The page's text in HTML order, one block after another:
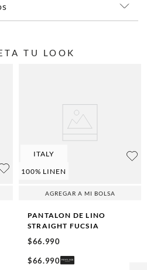
TU LOOK
ITALY
100% LINEN
AGREGAR A MI BOLSA
PANTALON DE LINO
STRAIGHT FUCSIA
$66.990
$66.990